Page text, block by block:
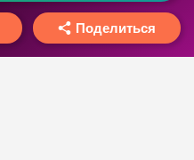
Поделиться